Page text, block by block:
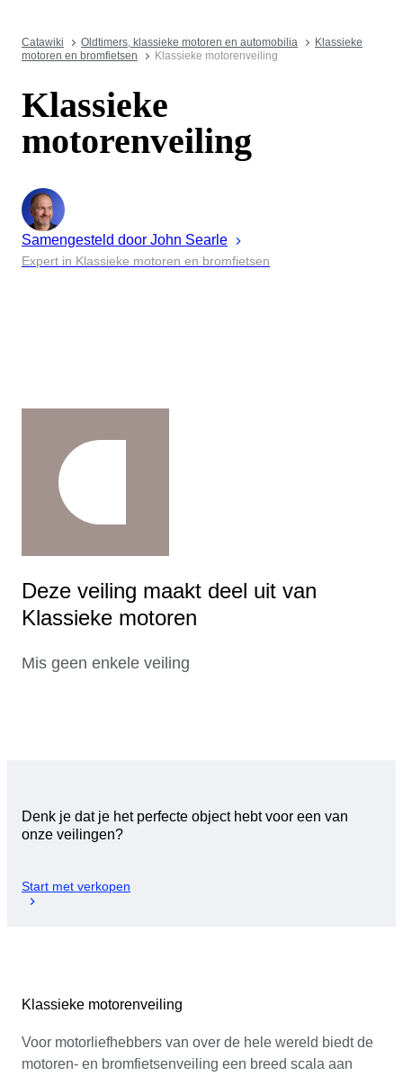
Catawiki Oldtimers, klassieke motoren en automobilia
Klassieke
motoren en bromfietsen
Klassieke motorenveiling
Klassieke
motorenveiling
Samengesteld door John Searle
Expert in Klassieke motoren en bromfietsen
Deze veiling maakt deel uit van
Klassieke motoren
Mis geen enkele veiling
Denk je dat je het perfecte object hebt voor een van
onze veilingen?
Start met verkopen
Klassieke motorenveiling
Voor motorliefhebbers van over de hele wereld biedt de
motoren- en bromfietsenveiling een breed scala aan